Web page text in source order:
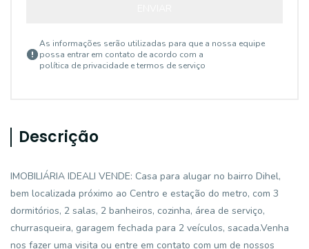
As informações serão utilizadas para que a nossa equipe
possa entrar em contato de acordo com a
política de privacidade e termos de serviço
Descrição
IMOBILIÁRIA IDEALI VENDE: Casa para alugar no bairro Dihel,
bem localizada próximo ao Centro e estação do metro, com 3
dormitórios, 2 salas, 2 banheiros, cozinha, área de serviço,
churrasqueira, garagem fechada para 2 veículos, sacada.Venha
nos fazer uma visita ou entre em contato com um de nossos